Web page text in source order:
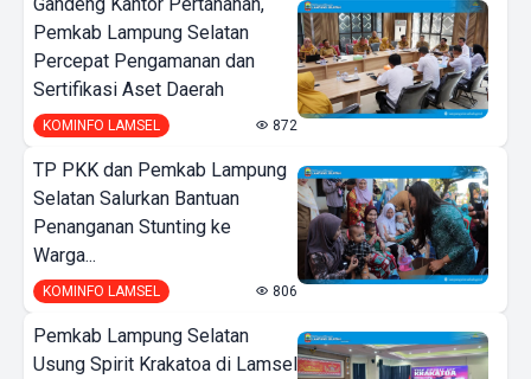
Pemkab Lampung Selatan
Percepat Pengamanan dan
Sertifikasi Aset Daerah
KOMINFO LAMSEL 872
TP PKK dan Pemkab Lampung
Selatan Salurkan Bantuan
Penanganan Stunting ke
Warga...
KOMINFO LAMSEL 806
Pemkab Lampung Selatan
Usung Spirit Krakatoa di Lamsel